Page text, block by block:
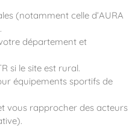
(notamment celle d’AURA
département et
si le site est rural.
équipements sportifs de
vous rapprocher des acteurs